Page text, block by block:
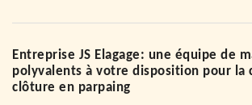
Entreprise JS Elagage: une équipe de
polyvalents à votre disposition pour la
clôture en parpaing